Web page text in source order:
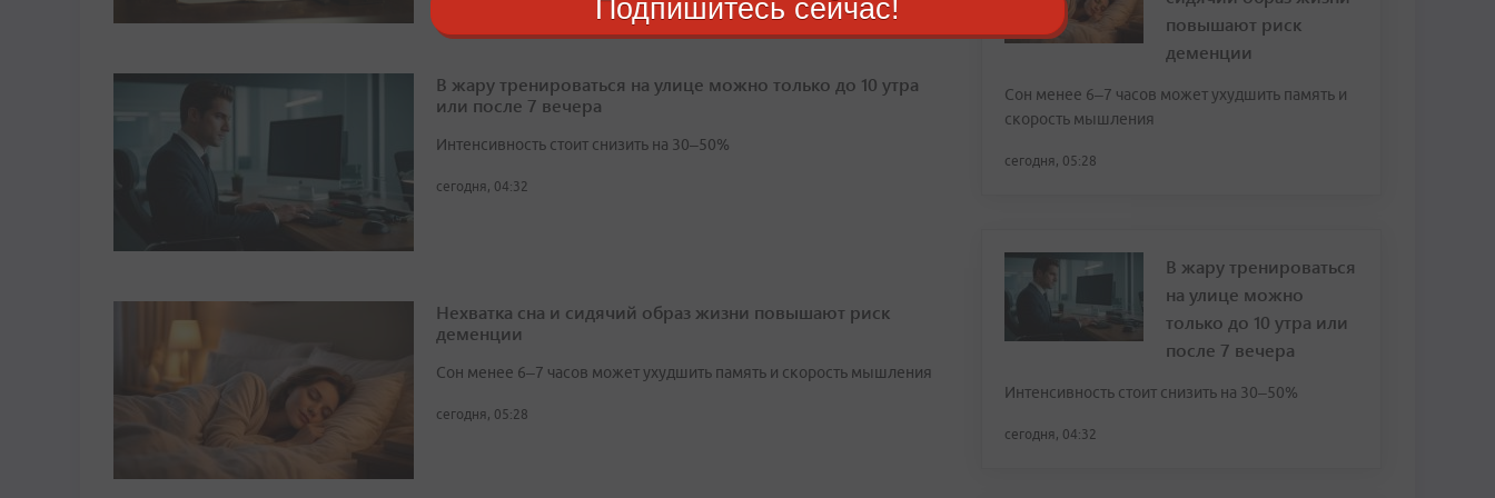
В жару тренироваться на улице можно только до 10 утра
или после 7 вечера
Интенсивность стоит снизить на 30–50%
сегодня, 04:32
Нехватка сна и сидячий образ жизни повышают риск
деменции
Сон менее 6–7 часов может ухудшить память и скорость мышления
сегодня, 05:28
повышают риск
деменции
Сон менее 6–7 часов может ухудшить память и
скорость мышления
сегодня, 05:28
В жару тренироваться
на улице можно
только до 10 утра или
после 7 вечера
Интенсивность стоит снизить на 30–50%
сегодня, 04:32
Подпишитесь сейчас!